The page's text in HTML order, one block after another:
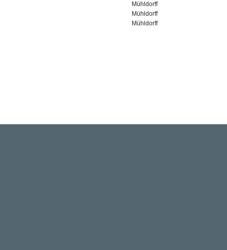
Mühldorff
Mühldorff
Mühldorff